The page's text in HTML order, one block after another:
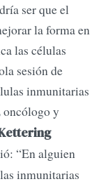
ser que el
la forma en
las células
sesión de
inmunitarias
oncólogo y
“En alguien
inmunitarias